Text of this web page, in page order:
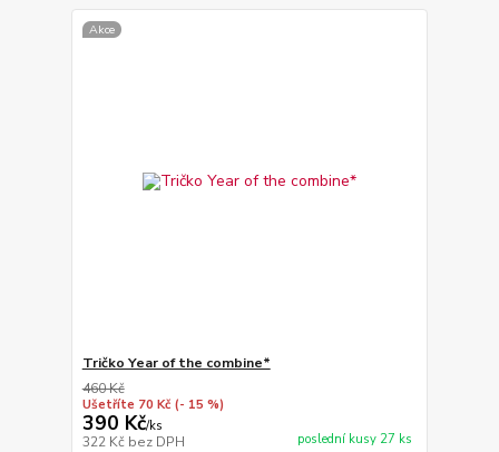
Akce
Tričko Year of the combine*
460 Kč
Ušetříte 70 Kč (- 15 %)
390 Kč/ks
322 Kč bez DPH poslední kusy 27 ks